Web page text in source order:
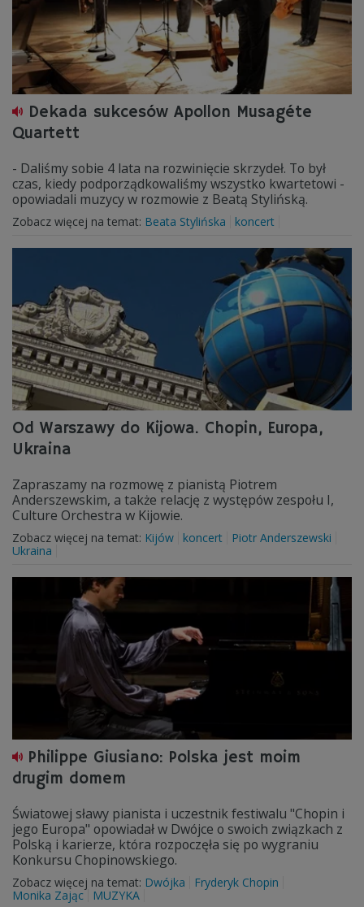
Dekada sukcesów Apollon Musagéte
Quartett
- Daliśmy sobie 4 lata na rozwinięcie skrzydeł. To był
czas, kiedy podporządkowaliśmy wszystko kwartetowi -
opowiadali muzycy w rozmowie z Beatą Stylińską.
Zobacz więcej na temat: Beata Stylińska koncert
Od Warszawy do Kijowa. Chopin, Europa,
Ukraina
Zapraszamy na rozmowę z pianistą Piotrem
Anderszewskim, a także relację z występów zespołu I,
Culture Orchestra w Kijowie.
Zobacz więcej na temat: Kijów koncert
Piotr Anderszewski
Ukraina
Philippe Giusiano: Polska jest moim
drugim domem
Światowej sławy pianista i uczestnik festiwalu "Chopin i
jego Europa" opowiadał w Dwójce o swoich związkach z
Polską i karierze, która rozpoczęła się po wygraniu
Konkursu Chopinowskiego.
Zobacz więcej na temat: Dwójka
Fryderyk Chopin
Monika Zając
MUZYKA